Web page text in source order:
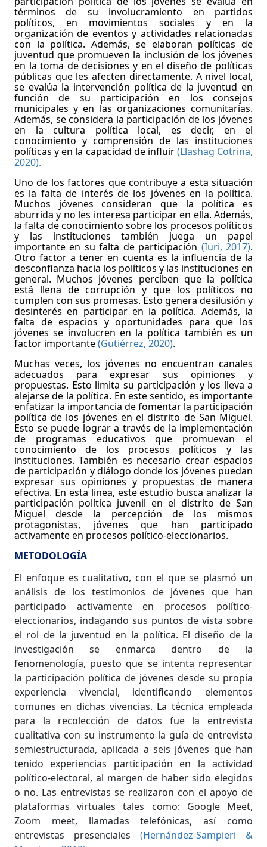
términos de su involucramiento en partidos
políticos, en movimientos sociales y en la
organización de eventos y actividades relacionadas
con la política. Además, se elaboran políticas de
juventud que promueven la inclusión de los jóvenes
en la toma de decisiones y en el diseño de políticas
públicas que les afecten directamente. A nivel local,
se evalúa la intervención política de la juventud en
función de su participación en los consejos
municipales y en las organizaciones comunitarias.
Además, se considera la participación de los jóvenes
en la cultura política local, es decir, en el
conocimiento y comprensión de las instituciones
políticas y en la capacidad de influir(Llashag Cotrina,
2020).
Uno de los factores que contribuye a esta situación
es la falta de interés de los jóvenes en la política.
Muchos jóvenes consideran que la política es
aburrida y no les interesa participar en ella. Además,
la falta de conocimiento sobre los procesos políticos
y las instituciones también juega un papel
importante en su falta de participación (Iuri, 2017).
Otro factor a tener en cuenta es la influencia de la
desconfianza hacia los políticos y las instituciones en
general. Muchos jóvenes perciben que la política
está llena de corrupción y que los políticos no
cumplen con sus promesas. Esto genera desilusión y
desinterés en participar en la política. Además, la
falta de espacios y oportunidades para que los
jóvenes se involucren en la política también es un
factor importante(Gutiérrez, 2020).
Muchas veces, los jóvenes no encuentran canales
adecuados para expresar sus opiniones y
propuestas. Esto limita su participación y los lleva a
alejarse de la política. En este sentido, es importante
enfatizar la importancia de fomentar la participación
política de los jóvenes en el distrito de San Miguel.
Esto se puede lograr a través de la implementación
de programas educativos que promuevan el
conocimiento de los procesos políticos y las
instituciones. También es necesario crear espacios
de participación y diálogo donde los jóvenes puedan
expresar sus opiniones y propuestas de manera
efectiva. En esta linea, este estudio busca analizar la
participación política juvenil en el distrito de San
Miguel desde la percepción de los mismos
protagonistas, jóvenes que han participado
activamente en procesos político-eleccionarios.
METODOLOGÍA
El enfoque es cualitativo, con el que se plasmó un
análisis de los testimonios de jóvenes que han
participado activamente en procesos político-
eleccionarios, indagando sus puntos de vista sobre
el rol de la juventud en la política. El diseño de la
investigación se enmarca dentro de la
fenomenología, puesto que se intenta representar
la participación política de jóvenes desde su propia
experiencia vivencial, identificando elementos
comunes en dichas vivencias. La técnica empleada
para la recolección de datos fue la entrevista
cualitativa con su instrumento la guía de entrevista
semiestructurada, aplicada a seis jóvenes que han
tenido experiencias participación en la actividad
político-electoral, al margen de haber sido elegidos
o no. Las entrevistas se realizaron con el apoyo de
plataformas virtuales tales como: Google Meet,
Zoom meet, llamadas telefónicas, así como
entrevistas presenciales (Hernández-Sampieri &